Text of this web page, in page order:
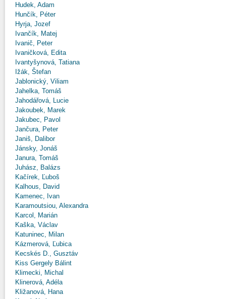
Hudek, Adam
Hunčík, Péter
Hyrja, Jozef
Ivančík, Matej
Ivanič, Peter
Ivaničková, Edita
Ivantyšynová, Tatiana
Ižák, Štefan
Jablonický, Viliam
Jahelka, Tomáš
Jahodářová, Lucie
Jakoubek, Marek
Jakubec, Pavol
Jančura, Peter
Janiš, Dalibor
Jánsky, Jonáš
Janura, Tomáš
Juhász, Balázs
Kačírek, Ľuboš
Kalhous, David
Kamenec, Ivan
Karamoutsiou, Alexandra
Karcol, Marián
Kaška, Václav
Katuninec, Milan
Kázmerová, Ľubica
Kecskés D., Gusztáv
Kiss Gergely Bálint
Klimecki, Michal
Klinerová, Adéla
Kližanová, Hana